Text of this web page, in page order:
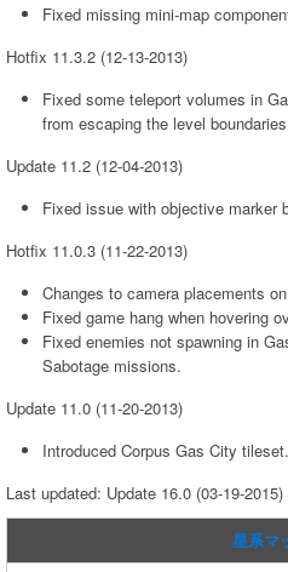
Fixed missing mini-map
Hotfix 11.3.2 (12-13-2013)
Fixed some teleport volumes in
from escaping the level
Update 11.2 (12-04-2013)
Fixed issue with objective marker
Hotfix 11.0.3 (11-22-2013)
Changes to camera placements
Fixed game hang when hovering
Fixed enemies not spawning in
Sabotage missions.
Update 11.0 (11-20-2013)
Introduced Corpus Gas City tileset.
Last updated: Update 16.0 (03-19-2015)
星系マ